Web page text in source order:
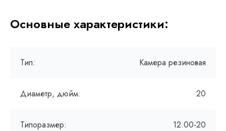
Основные характеристики:
Тип: Камера резиновая
Диаметр, дюйм: 20
Типоразмер: 12.00-20